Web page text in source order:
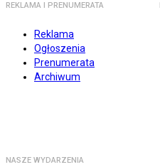
REKLAMA I PRENUMERATA
Reklama
Ogłoszenia
Prenumerata
Archiwum
NASZE WYDARZENIA